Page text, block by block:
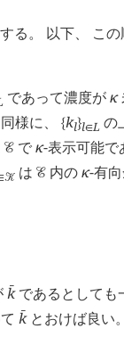
る。 以下、 こ
であって濃度がκ
様に、 {kl}l∈L の
󰒜 でκ-表示可能
󰒢 は󰒜 内のκ-有
󰔄
kであるとしても
󰔄
kとおけば良い